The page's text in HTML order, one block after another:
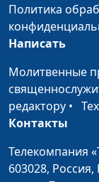
Босоногий царь
Автор жизни -
Политика
Написать
Молитвенные
редактору •
Контакты
Телекомпания
603028,